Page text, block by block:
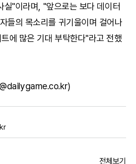
실"이라며, "앞으로는 보다 데이터
들의 목소리를 귀기울이며 걸어나
에 많은 기대 부탁한다"라고 전했
전체보기